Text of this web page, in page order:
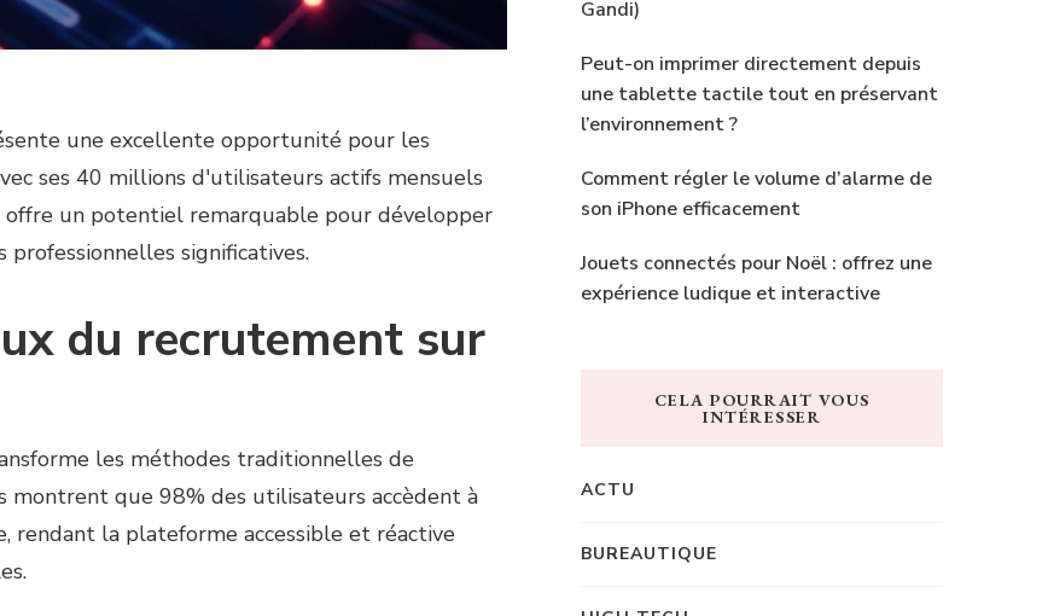
une excellente opportunité pour les
ses 40 millions d'utilisateurs actifs mensuels
offre un potentiel remarquable pour développer
significatives.
du recrutement sur
les méthodes traditionnelles de
montrent que 98% des utilisateurs accèdent à
rendant la plateforme accessible et réactive
Gandi)
Peut-on imprimer directement depuis
une tablette tactile tout en préservant
l’environnement ?
Comment régler le volume d’alarme de
son iPhone efficacement
Jouets connectés pour Noël : offrez une
expérience ludique et interactive
CELA POURRAIT VOUS
INTÉRESSER
ACTU
BUREAUTIQUE